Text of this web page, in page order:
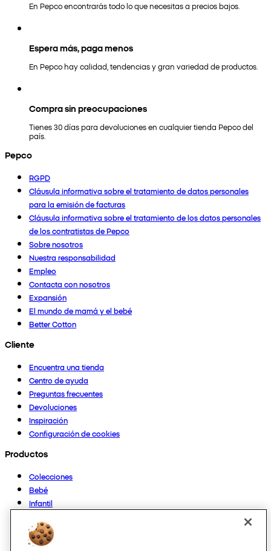
En Pepco encontrarás todo lo que necesitas a precios bajos.
Espera más, paga menos
En Pepco hay calidad, tendencias y gran variedad de productos.
Compra sin preocupaciones
Tienes 30 días para devoluciones en cualquier tienda Pepco del
país.
Pepco
RGPD
Cláusula informativa sobre el tratamiento de datos personales
para la emisión de facturas
Cláusula informativa sobre el tratamiento de los datos personales
de los contratistas de Pepco
Sobre nosotros
Nuestra responsabilidad
Empleo
Contacta con nosotros
Expansión
El mundo de mamá y el bebé
Better Cotton
Cliente
Encuentra una tienda
Centro de ayuda
Preguntas frecuentes
Devoluciones
Inspiración
Configuración de cookies
Productos
Colecciones
Bebé
Infantil
Mujer
Hombre